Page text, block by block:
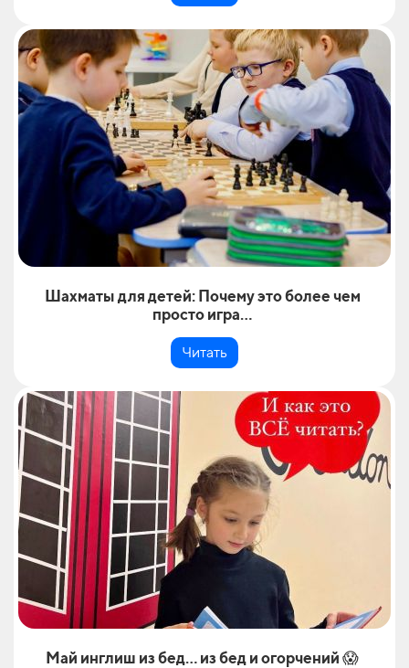
Шахматы для детей: Почему это более чем
просто игра...
Читать
Май инглиш из бед… из бед и огорчений 😱